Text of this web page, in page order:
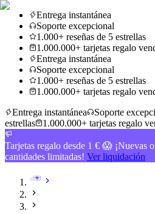
Entrega instantánea
Soporte excepcional
1.000+ reseñas de 5 estrellas
1.000.000+ tarjetas regalo
Entrega instantánea
Soporte excepcional
1.000+ reseñas de 5 estrellas
1.000.000+ tarjetas regalo
Entrega instantánea
Soporte
estrellas
1.000.000+ tarjetas regalo
Tarjetas regalo desde 1 € 😱 ¡Nuevas
cantidades limitadas! Ver liquidación